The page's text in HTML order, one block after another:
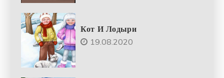
Кот И Лодыри
19.08.2020